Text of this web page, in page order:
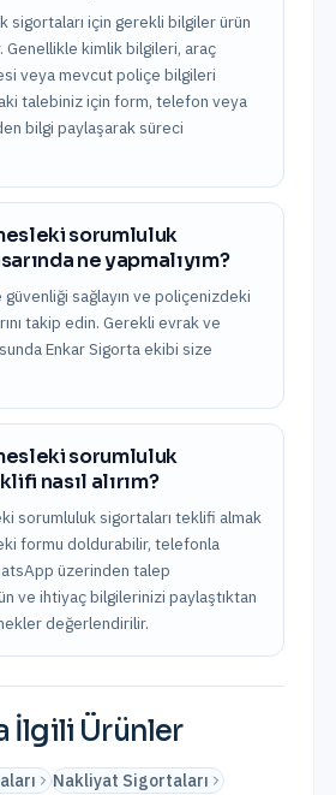
sigortaları için gerekli bilgiler ürün
kimlik bilgileri, araç
veya mevcut poliçe bilgileri
talebiniz için form, telefon veya
bilgi paylaşarak süreci
sorumluluk
ne yapmalıyım?
güvenliği sağlayın ve poliçenizdeki
takip edin. Gerekli evrak ve
Enkar Sigorta ekibi size
sorumluluk
nasıl alırım?
sorumluluk sigortaları teklifi almak
formu doldurabilir, telefonla
üzerinden talep
ve ihtiyaç bilgilerinizi paylaştıktan
değerlendirilir.
İlgili Ürünler
Nakliyat Sigortaları